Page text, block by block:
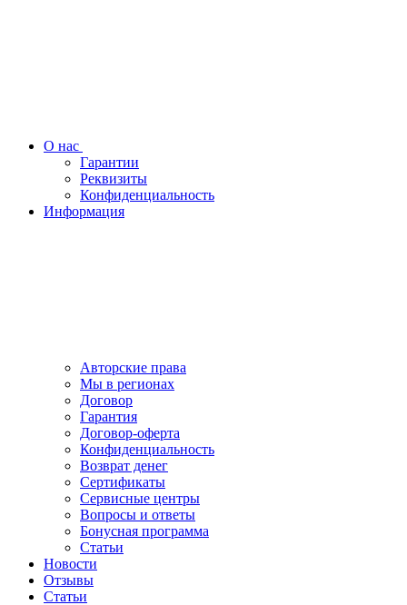
О нас
Гарантии
Реквизиты
Конфиденциальность
Информация
Авторские права
Мы в регионах
Договор
Гарантия
Договор-оферта
Конфиденциальность
Возврат денег
Сертификаты
Сервисные центры
Вопросы и ответы
Бонусная программа
Статьи
Новости
Отзывы
Статьи